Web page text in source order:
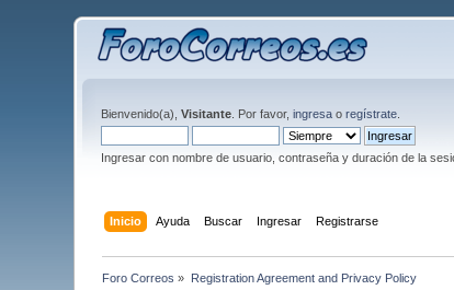
Bienvenido(a),Visitante . Por favor,ingresa oregístrate
Ingresar con nombre de usuario, contraseña y duración de la
Inicio Ayuda Buscar Ingresar Registrarse
Foro Correos » Registration Agreement and Privacy Policy